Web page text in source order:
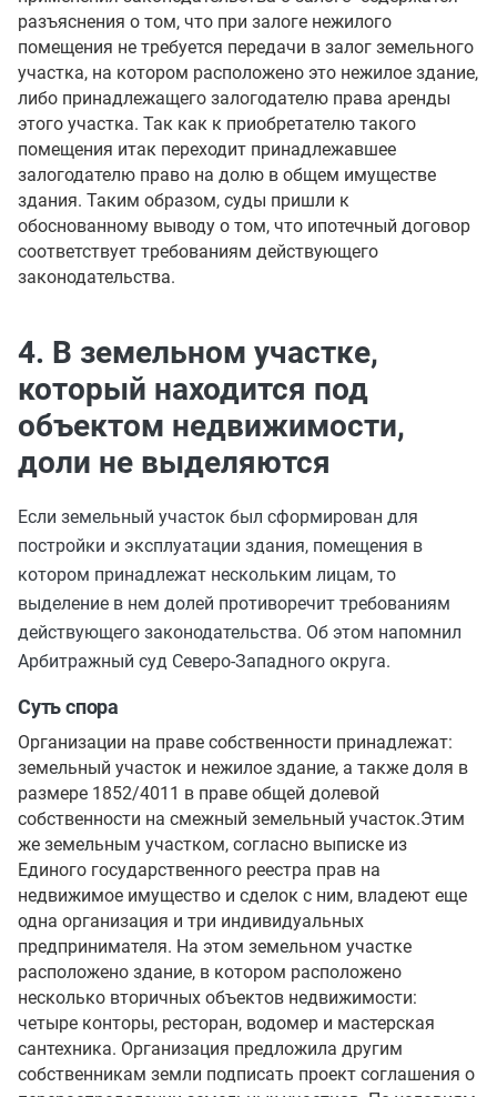
разъяснения о том, что при залоге нежилого
помещения не требуется передачи в залог земельного
участка, на котором расположено это нежилое здание,
либо принадлежащего залогодателю права аренды
этого участка. Так как к приобретателю такого
помещения итак переходит принадлежавшее
залогодателю право на долю в общем имуществе
здания. Таким образом, суды пришли к
обоснованному выводу о том, что ипотечный договор
соответствует требованиям действующего
законодательства.
4. В земельном участке,
который находится под
объектом недвижимости,
доли не выделяются
Если земельный участок был сформирован для
постройки и эксплуатации здания, помещения в
котором принадлежат нескольким лицам, то
выделение в нем долей противоречит требованиям
действующего законодательства. Об этом напомнил
Арбитражный суд Северо-Западного округа.
Суть спора
Организации на праве собственности принадлежат:
земельный участок и нежилое здание, а также доля в
размере 1852/4011 в праве общей долевой
собственности на смежный земельный участок.Этим
же земельным участком, согласно выписке из
Единого государственного реестра прав на
недвижимое имущество и сделок с ним, владеют еще
одна организация и три индивидуальных
предпринимателя. На этом земельном участке
расположено здание, в котором расположено
несколько вторичных объектов недвижимости:
четыре конторы, ресторан, водомер и мастерская
сантехника. Организация предложила другим
собственникам земли подписать проект соглашения о